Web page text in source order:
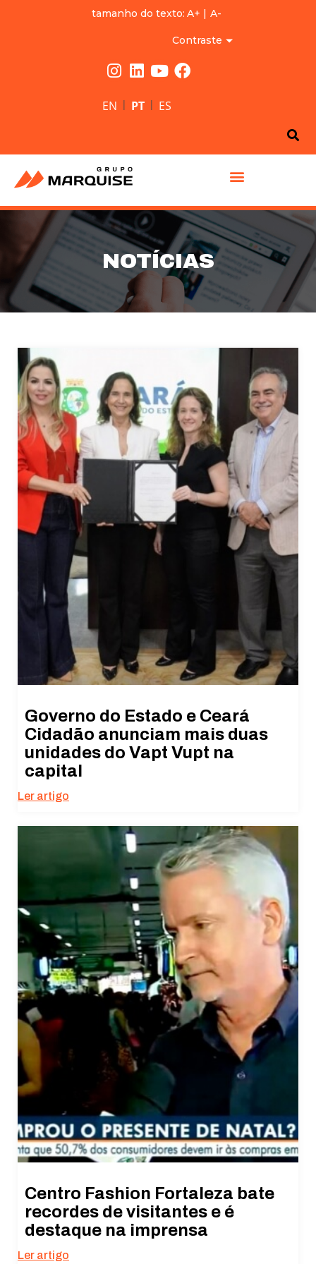
tamanho do texto: A+ | A-
Contraste
EN | PT | ES
NOTÍCIAS
Governo do Estado e Ceará
Cidadão anunciam mais duas
unidades do Vapt Vupt na
capital
Ler artigo
Centro Fashion Fortaleza bate
recordes de visitantes e é
destaque na imprensa
Ler artigo